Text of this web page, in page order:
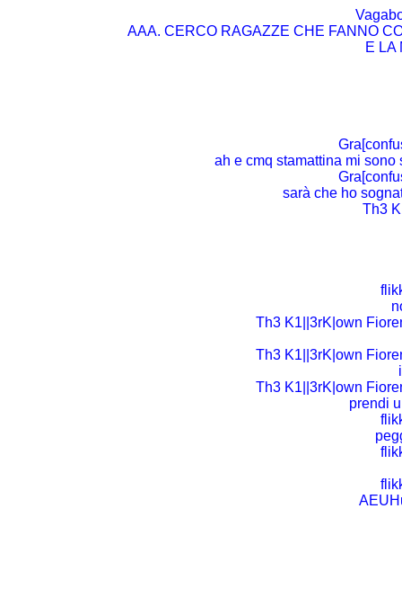
AAA. CERCO RAGAZZE CHE FANNO
E LA
ah e cmq stamattina mi
sarà che ho
Th3
Th3 K1||3rK|own
Th3 K1||3rK|own
Th3 K1||3rK|own
prendi